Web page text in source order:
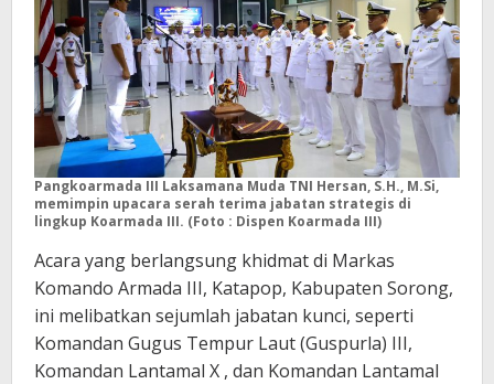
Pangkoarmada III Laksamana Muda TNI Hersan, S.H., M.Si,
memimpin upacara serah terima jabatan strategis di
lingkup Koarmada III. (Foto : Dispen Koarmada III)
Acara yang berlangsung khidmat di Markas
Komando Armada III, Katapop, Kabupaten Sorong,
ini melibatkan sejumlah jabatan kunci, seperti
Komandan Gugus Tempur Laut (Guspurla) III,
Komandan Lantamal X , dan Komandan Lantamal